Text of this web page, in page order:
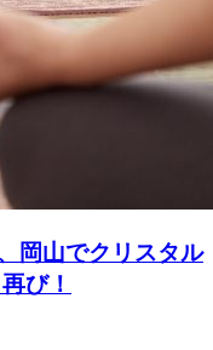
岡山でクリスタル
び！